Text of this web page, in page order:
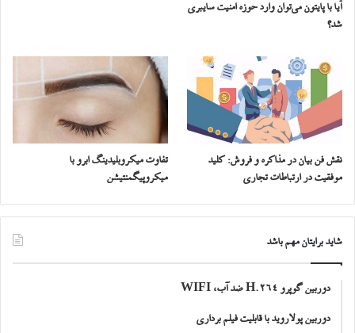
آیا با پایتون می‌توان وارد حوزه امنیت سایبری
شد؟
نقش فن بیان در مذاکره و فروش: کلید
موفقیت در ارتباطات تجاری
تفاوت میکروبلیدینگ ابرو با
میکروپیگمنتیشن
شاید برایتان مهم باشد
دوربین گوپرو H.264 ضد آب، WIFI
دوربین پولاروید با قابلیت فیلم برداری